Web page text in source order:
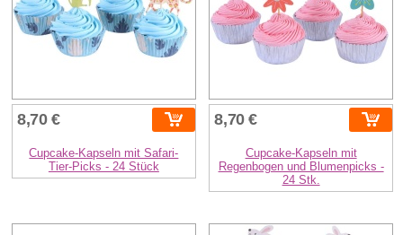
8,70 €
Cupcake-Kapseln mit Safari-
Tier-Picks - 24 Stück
8,70 €
Cupcake-Kapseln mit
Regenbogen und Blumenpicks -
24 Stk.